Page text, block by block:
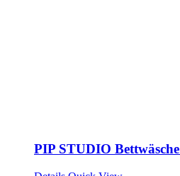
PIP STUDIO